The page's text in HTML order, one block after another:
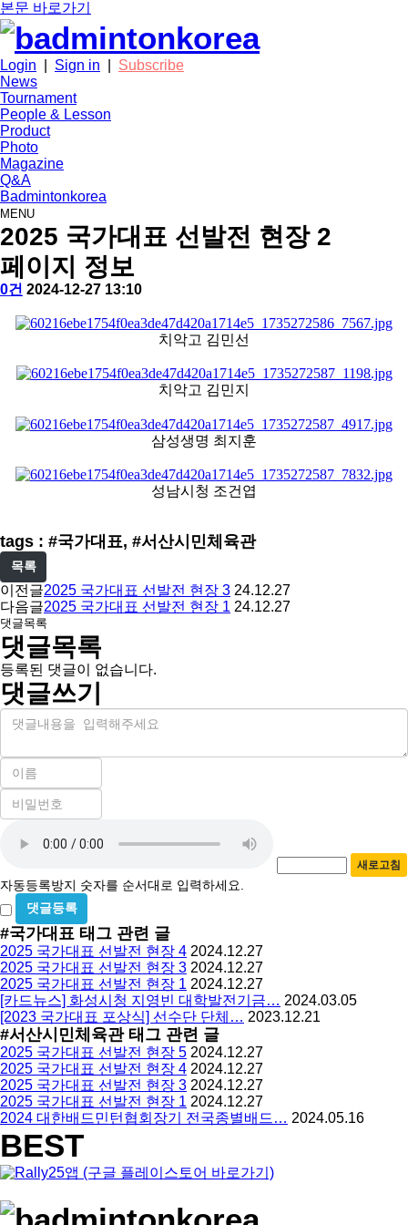
본문 바로가기
Login Sign in
Subscribe
News
Tournament
People & Lesson
Product
Photo
Magazine
Q&A
Badmintonkorea
MENU
photo
2025 국가대표 선발전 현장 2
페이지 정보
작
배
댓
0건 작
일
2024-12-27 13:10
본
치악고 김민선
치악고 김민지
삼성생명 최지훈
성남시청 조건엽
tags : #국가대표, #서산시민체육관
목록
이전글2025 국가대표 선발전 현장 3 24.12.27
다음글2025 국가대표 선발전 현장 1 24.12.27
댓글목록
댓글목록
등록된 댓글이 없습니다.
댓글쓰기
내
이
필
수
비
밀
수
록
방
지
새로고침
자동등록방지 숫자를 순서대로 입력하세요.
비
밀
글
사
용
#국가대표 태그 관련 글
2025 국가대표 선발전 현장 4 2024.12.27
2025 국가대표 선발전 현장 3 2024.12.27
2025 국가대표 선발전 현장 1 2024.12.27
[카드뉴스] 화성시청 지영빈 대학발전기금… 2024.03.05
[2023 국가대표 포상식] 선수단 단체… 2023.12.21
#서산시민체육관태그 관련 글
2025 국가대표 선발전 현장 5 2024.12.27
2025 국가대표 선발전 현장 4 2024.12.27
2025 국가대표 선발전 현장 3 2024.12.27
2025 국가대표 선발전 현장 1 2024.12.27
2024 대한배드민턴협회장기 전국종별배드… 2024.05.16
BEST